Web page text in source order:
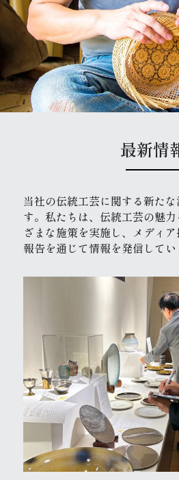
最新情
当社の伝統工芸に関する新た
す。私たちは、伝統工芸の魅
ざまな施策を実施し、メディ
報告を通じて情報を発信してい